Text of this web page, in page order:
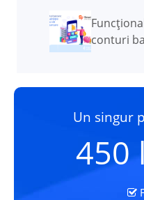
conturi
Un singur
450